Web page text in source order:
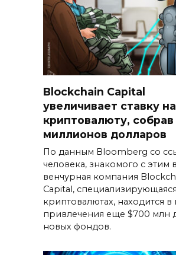
Blockchain Capital
увеличивает ставку на
криптовалюту,
миллионов долларов
По данным Bloomberg со
человека, знакомого с этим
венчурная компания
Capital,
криптовалютах, находится в
привлечения еще $700 млн
новых фондов.